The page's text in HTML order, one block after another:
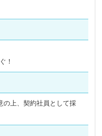
！
の上、契約社員として採